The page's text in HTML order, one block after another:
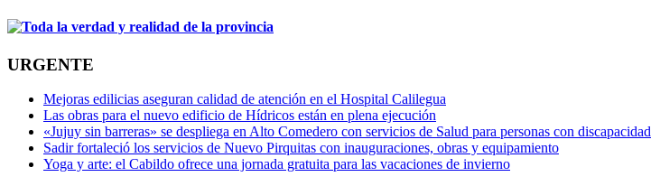
URGENTE
Mejoras edilicias aseguran calidad de atención en el Hospital Calilegua
Las obras para el nuevo edificio de Hídricos están en plena ejecución
«Jujuy sin barreras» se despliega en Alto Comedero con servicios de Salud para personas con discapacidad
Sadir fortaleció los servicios de Nuevo Pirquitas con inauguraciones, obras y equipamiento
Yoga y arte: el Cabildo ofrece una jornada gratuita para las vacaciones de invierno